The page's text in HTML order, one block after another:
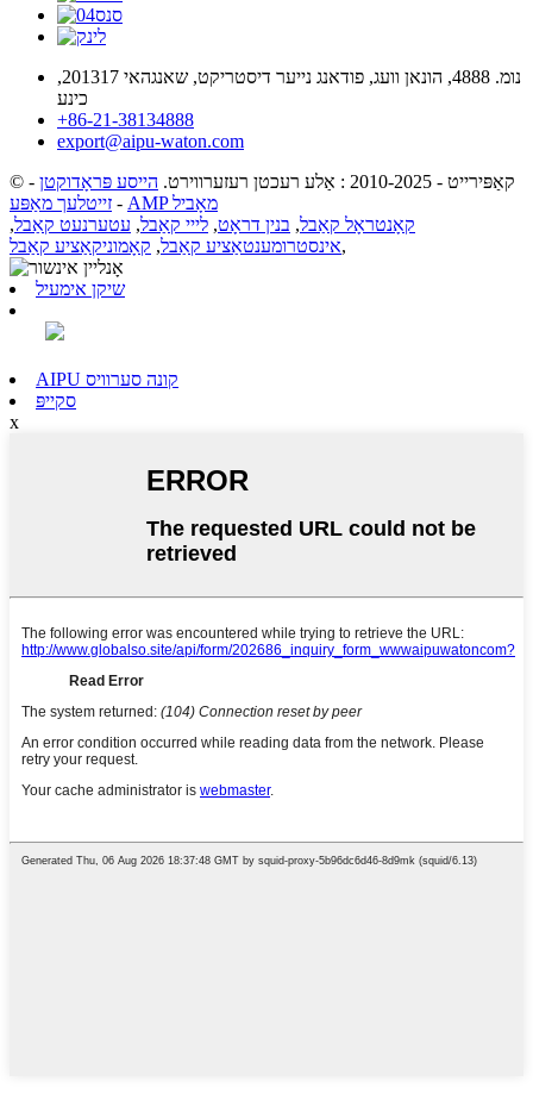
נומ. 4888, הונאן וועג, פודאנג נייער דיסטריקט, שאנגהאי 201317,
כינע
+86-21-38134888
export@aipu-waton.com
© קאַפּירייט - 2010-2025 : אַלע רעכטן רעזערווירט.
הייסע פּראָדוקטן -
זייטלעך מאַפּע -
AMP מאָביל
קאָנטראָל קאַבל, בנין דראָט, לייי קאַבל, עטערנעט קאַבל,
אינסטרומענטאַציע קאַבל, קאָמוניקאַציע קאַבל ,
שיקן אימעיל
AIPU קונה סערוויס
סקייפּ
x